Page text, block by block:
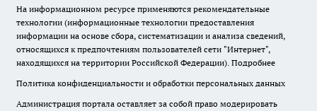
На информационном ресурсе применяются рекомендательные
технологии (информационные технологии предоставления
информации на основе сбора, систематизации и анализа сведений,
относящихся к предпочтениям пользователей сети "Интернет",
находящихся на территории Российской Федерации). Подробнее
Политика конфиденциальности и обработки персональных данных
Администрация портала оставляет за собой право модерировать